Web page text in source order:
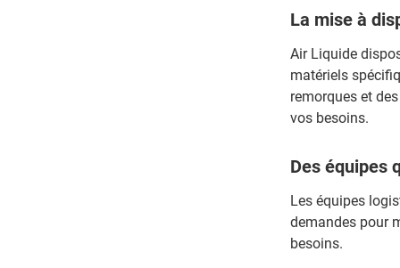
La mise à
Air Liquide
matériels
remorques et
vos besoins.
Des équipes
Les équipes
demandes pour
besoins.